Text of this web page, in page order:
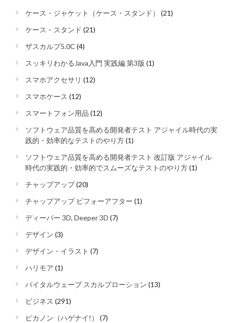
ケース・ジャケット（ケース・スタンド）
(21)
ケース・スタンド (21)
ザスカルプ5.0C (4)
スッキリわかるJava入門 実践編 第3版 (1)
スマホアクセサリ (12)
スマホケース (12)
スマートフォン用品 (12)
ソフトウェア品質を高める開発者テスト アジャイル時代の実
践的・効率的なテストのやり方(1)
ソフトウェア品質を高める開発者テスト 改訂版 アジャイル
時代の実践的・効率的でスムーズなテストのやり方(1)
チャップアップ(20)
チャップアップ ビフォーアフター (1)
ディーパー 3D, Deeper 3D (7)
デザイン (3)
デザイン・イラスト (7)
ハリモア (1)
バイタルウェーブ スカルプローション (13)
ビジネス (291)
ピカノン（ハゲナイ!）
(7)